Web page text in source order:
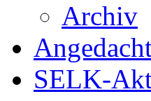
Archiv
SELK-